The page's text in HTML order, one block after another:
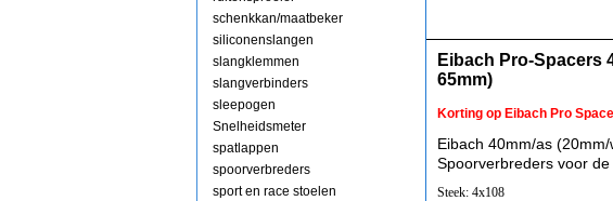
schenkkan/maatbeker
siliconenslangen
slangklemmen
slangverbinders
sleepogen
Snelheidsmeter
spatlappen
spoorverbreders
sport en race stoelen
Eibach Pro-Spacers
65mm)
Korting op Eibach Pro
Eibach 40mm/as
Spoorverbreders voor
Steek: 4x108